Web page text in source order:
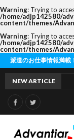
Warning: Trying to
/home/adjp142580/
content/themes/
Warning: Trying to
/home/adjp142580/
content/themes/
仕事情報満載！！アドバ
NEW ARTICLE